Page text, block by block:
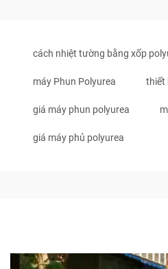
cách nhiệt tường bằng xốp
máy Phun Polyurea thiết
giá máy phun polyurea
giá máy phủ polyurea